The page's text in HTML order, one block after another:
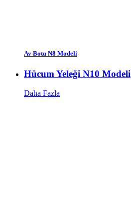
Av Botu N8 Modeli
Hücum Yeleği N10 Modeli
Daha Fazla